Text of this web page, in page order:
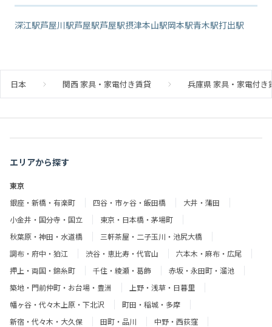
深江駅芦屋川駅芦屋駅芦屋駅摂津本山駅岡本駅青木駅打出駅
日本 関西 家具・家電付き賃貸 兵庫県 家具・家電付き
エリアから探す
東京
銀座・新橋・有楽町
四谷・市ヶ谷・飯田橋
大井・蒲田
小金井・国分寺・国立
東京・日本橋・茅場町
秋葉原・神田・水道橋
三軒茶屋・二子玉川・池尻大橋
調布・府中・狛江
渋谷・恵比寿・代官山
六本木・麻布・広尾
押上・両国・錦糸町
千住・綾瀬・葛飾
赤坂・永田町・溜池
築地・門前仲町・お台場・豊洲
上野・浅草・日暮里
幡ヶ谷・代々木上原・下北沢
町田・稲城・多摩
新宿・代々木・大久保
田町・品川
中野・西荻窪